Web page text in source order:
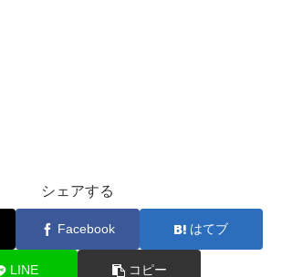
シェアする
Facebook はてブ
LINE コピー